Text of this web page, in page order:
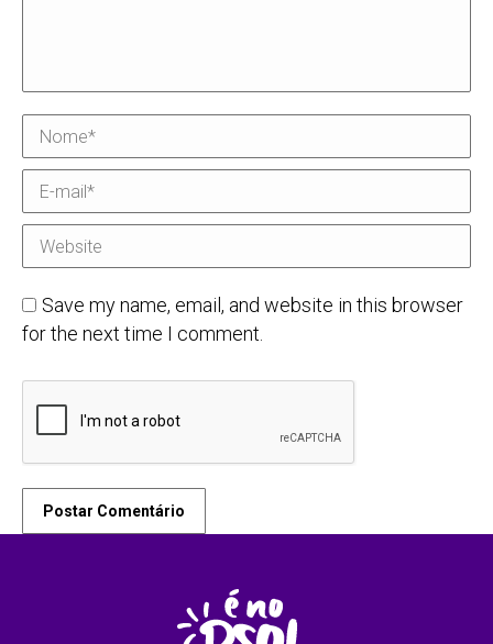
Nome *
E-mail *
Website
Save my name, email, and website in this browser
for the next time I comment.
Postar Comentário